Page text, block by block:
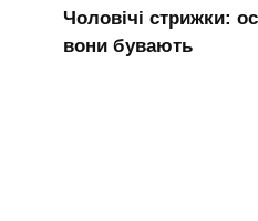
Чоловічі стрижки:
вони бувають